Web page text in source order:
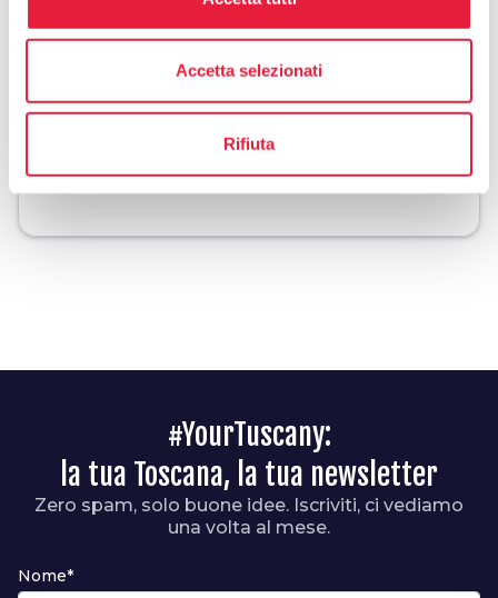
Accetta selezionati
Rifiuta
Organizza
#YourTuscany:
la tua Toscana, la tua newsletter
Zero spam, solo buone idee. Iscriviti, ci vediamo
una volta al mese.
Nome*